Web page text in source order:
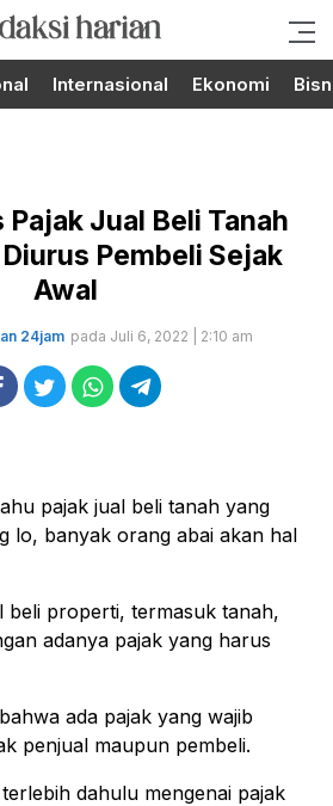
dari Redaksi
Internasional Ekonomi
Jual Beli Tanah
Pembeli Sejak
Awal
24jam pada Juli 6, 2022 | 2:10 am
pajak jual beli tanah yang
lo, banyak orang abai akan hal
beli properti, termasuk tanah,
adanya pajak yang harus
ada pajak yang wajib
penjual maupun pembeli.
dahulu mengenai pajak